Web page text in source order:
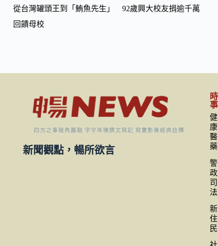
從台灣罐頭王到「鮪魚先生」 92歲興大校友捐逾千萬
回饋母校
新聞觀點，暢所欲言
時
事
健
康
醫
藥
警
政
司
法
新
住
民